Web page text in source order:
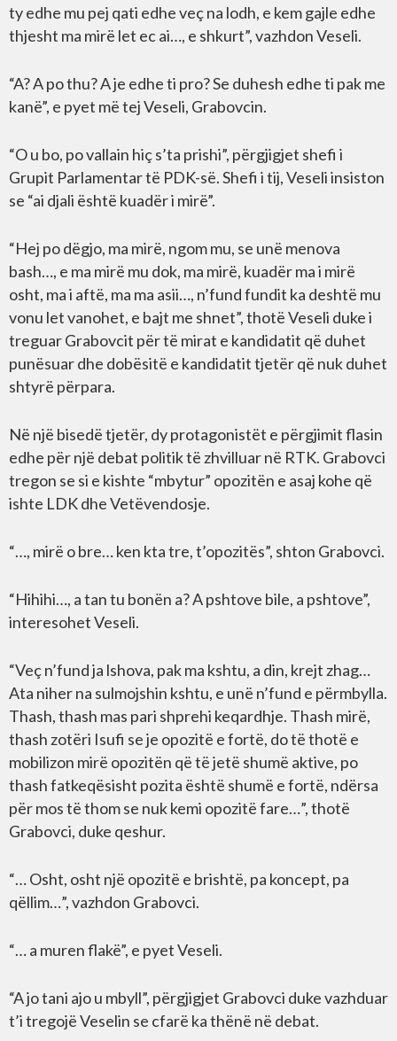
ty edhe mu pej qati edhe veç na lodh, e kem gajle edhe
thjesht ma mirë let ec ai…, e shkurt”, vazhdon Veseli.
“A? A po thu? A je edhe ti pro? Se duhesh edhe ti pak me
kanë”, e pyet më tej Veseli, Grabovcin.
“O u bo, po vallain hiç s’ta prishi”, përgjigjet shefi i
Grupit Parlamentar të PDK-së. Shefi i tij, Veseli insiston
se “ai djali është kuadër i mirë”.
“Hej po dëgjo, ma mirë, ngom mu, se unë menova
bash…, e ma mirë mu dok, ma mirë, kuadër ma i mirë
osht, ma i aftë, ma ma asii…, n’fund fundit ka deshtë mu
vonu let vanohet, e bajt me shnet”, thotë Veseli duke i
treguar Grabovcit për të mirat e kandidatit që duhet
punësuar dhe dobësitë e kandidatit tjetër që nuk duhet
shtyrë përpara.
Në një bisedë tjetër, dy protagonistët e përgjimit flasin
edhe për një debat politik të zhvilluar në RTK. Grabovci
tregon se si e kishte “mbytur” opozitën e asaj kohe që
ishte LDK dhe Vetëvendosje.
“…, mirë o bre… ken kta tre, t’opozitës”, shton Grabovci.
“Hihihi…, a tan tu bonën a? A pshtove bile, a pshtove”,
interesohet Veseli.
“Veç n’fund ja lshova, pak ma kshtu, a din, krejt zhag…
Ata niher na sulmojshin kshtu, e unë n’fund e përmbylla.
Thash, thash mas pari shprehi keqardhje. Thash mirë,
thash zotëri Isufi se je opozitë e fortë, do të thotë e
mobilizon mirë opozitën që të jetë shumë aktive, po
thash fatkeqësisht pozita është shumë e fortë, ndërsa
për mos të thom se nuk kemi opozitë fare…”, thotë
Grabovci, duke qeshur.
“… Osht, osht një opozitë e brishtë, pa koncept, pa
qëllim…”, vazhdon Grabovci.
“… a muren flakë”, e pyet Veseli.
“A jo tani ajo u mbyll”, përgjigjet Grabovci duke vazhduar
t’i tregojë Veselin se cfarë ka thënë në debat.